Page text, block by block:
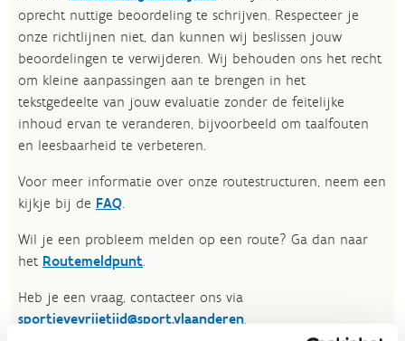
oprecht nuttige beoordeling te schrijven. Respecteer je
onze richtlijnen niet, dan kunnen wij beslissen jouw
beoordelingen te verwijderen. Wij behouden ons het recht
om kleine aanpassingen aan te brengen in het
tekstgedeelte van jouw evaluatie zonder de feitelijke
inhoud ervan te veranderen, bijvoorbeeld om taalfouten
en leesbaarheid te verbeteren.​
Voor meer informatie over onze routestructuren, neem een
kijkje bij de FAQ.
Wil je een probleem melden op een route? Ga dan naar
het Routemeldpunt.
Heb je een vraag, contacteer ons via
sportievevrijetijd@sport.vlaanderen.​